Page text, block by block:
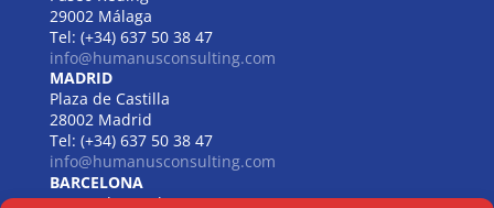
29002 Málaga
Tel: (+34) 637 50 38 47
info@humanusconsulting.com
MADRID
Plaza de Castilla
28002 Madrid
Tel: (+34) 637 50 38 47
info@humanusconsulting.com
BARCELONA
Carrer de Beethoven